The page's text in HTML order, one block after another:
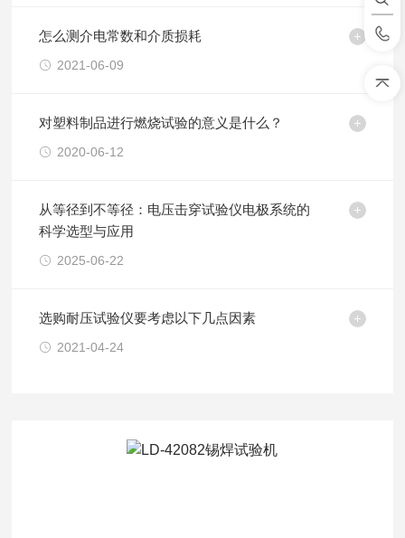
怎么测介电常数和介质损耗
2021-06-09
对塑料制品进行燃烧试验的意义是什么？
2020-06-12
从等径到不等径：电压击穿试验仪电极系统的
科学选型与应用
2025-06-22
选购耐压试验仪要考虑以下几点因素
2021-04-24